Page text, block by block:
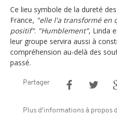
Ce lieu symbole de la dureté
France, "elle l'a transformé en
positif". "Humblement", Linda
leur groupe servira aussi à
compréhension au-delà des
passé.
Partager
Plus d'informations à propos